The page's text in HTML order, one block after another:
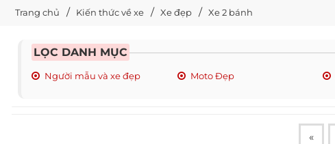
Trang chủ Kiến thức về xe Xe đẹp Xe 2 bánh
LỌC DANH MỤC
Người mẫu và xe đẹp Moto Đẹp
«